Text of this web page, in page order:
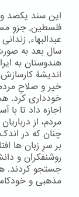
سال بعد به
اندیشۀ کارسازش
خیر و صلاحِ
خودداری کرد.
اجازه داد تا
مردم، از
چنان که در اندک
بر سرِ زبان ها
روشنفکران و
جستجو کردند.
مذهبی و